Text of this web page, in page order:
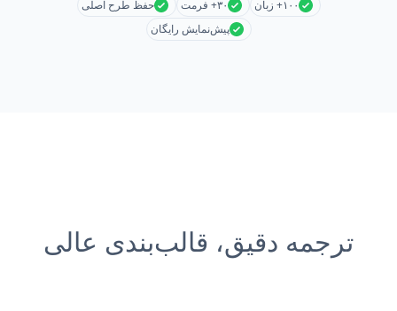
۱۰۰+ زبان ۳۰+ فرمت
حفظ طرح اصلی
پیش‌نمایش رایگان
ترجمه دقیق، قالب‌بندی عالی